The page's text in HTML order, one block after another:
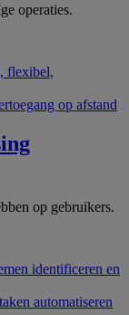
operaties.
flexibel,
op afstand
op gebruikers.
identificeren en
automatiseren